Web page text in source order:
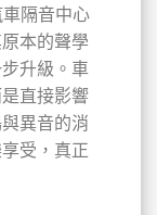
隔音中心
本的聲學
升級。車
直接影響
異音的消
受，真正